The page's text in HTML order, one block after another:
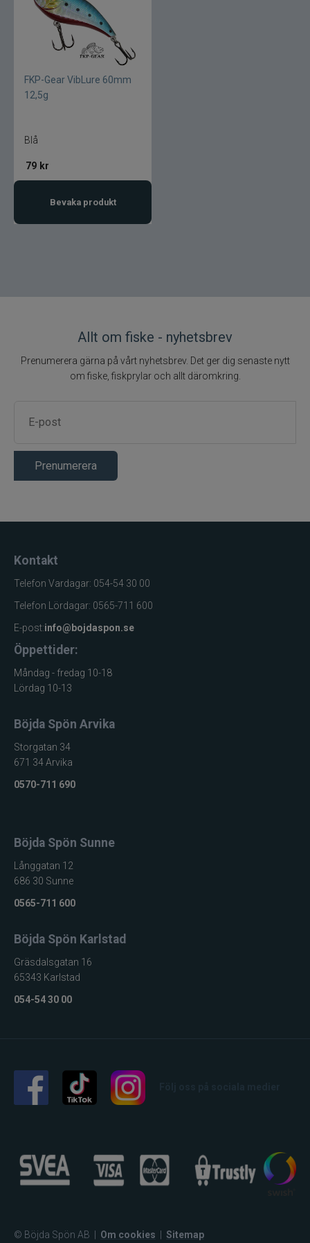
Gamakatsu
D.A.M
Hurricane
Ismo
J:son
Jarvis Marine
Kamasan
Kero
Loon
Lunker City
Molix
Mustad
Nils Master
FKP-Gear VibLure 60mm
12,5g
Blå
79 kr
Bevaka produkt
Allt om fiske - nyhetsbrev
Prenumerera gärna på vårt nyhetsbrev. Det ger dig senaste nytt
om fiske, fiskprylar och allt däromkring.
Prenumerera
Kontakt
Telefon Vardagar: 054-54 30 00
Telefon Lördagar: 0565-711 600
E-post:info@bojdaspon.se
Öppettider:
Måndag - fredag 10-18
Lördag 10-13
Böjda Spön Arvika
Storgatan 34
671 34 Arvika
0570-711 690
Böjda Spön Sunne
Långgatan 12
686 30 Sunne
0565-711 600
Böjda Spön Karlstad
Gräsdalsgatan 16
65343 Karlstad
054-54 30 00
© Böjda Spön AB Om cookies Sitemap